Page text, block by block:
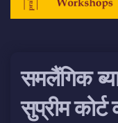
समलैंगिक
सुप्रीम कोर्ट